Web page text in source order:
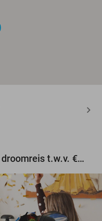
Maak gratis kans op een droomreis t.w.v. €3.000!